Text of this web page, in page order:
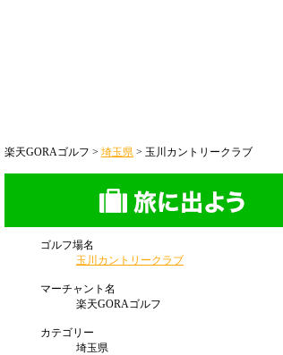
楽天GORAゴルフ > 埼玉県 > 玉川カントリークラブ
ゴルフ場名
玉川カントリークラブ
マーチャント名
楽天GORAゴルフ
カテゴリー
埼玉県